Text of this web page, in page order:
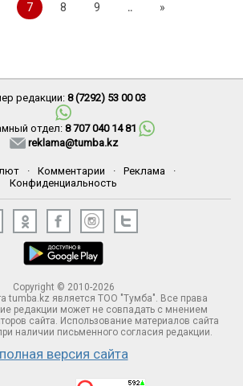
7 8 9 .. »
редакции: 8 (7292) 53 00 03
отдел: 8 707 040 14 81
reklama@tumba.kz
· Комментарии · Реклама
·
Конфиденциальность
Copyright © 2010-2026
tumba.kz является ТОО "Тумба". Все права
редакции может не совпадать с мнением
сайта. Использование материалов сайта
наличии письменного согласия редакции.
полная версия сайта